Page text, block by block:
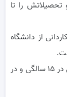
است، او تحصیلاتش را تا
از دانشگاه
آغاز فعالیت های هنری این بازیگر توانا با نقاشی در ۱۵ سالگی و در